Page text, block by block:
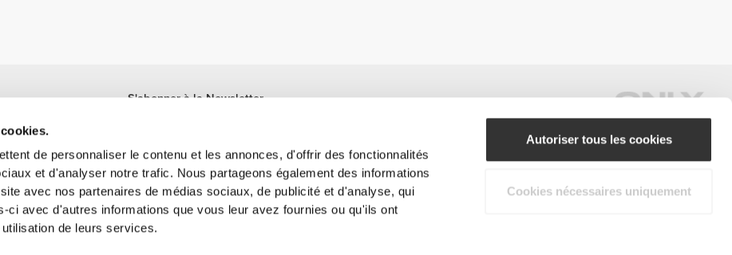
de personnaliser le contenu et les annonces, d'offrir des fonctionnalités
et d'analyser notre trafic. Nous partageons également des informations
avec nos partenaires de médias sociaux, de publicité et d'analyse, qui
ci avec d'autres informations que vous leur avez fournies ou qu'ils ont
de leurs services.
Autoriser tous les cookies
Cookies nécessaires uniquement
S'abonner à la Newsletter
#ExceedYourself